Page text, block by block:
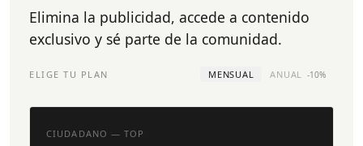
Elimina la publicidad, accede a contenido
exclusivo y sé parte de la comunidad.
ELIGE TU PLAN MENSUAL ANUAL -10%
CIUDADANO — TOP